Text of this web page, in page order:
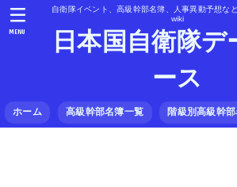
自衛隊イベント、高級幹部名簿、人事異動予想な
wiki
日本国自衛隊デ
ース
ホーム 高級幹部名簿一覧 階級別高級幹
MENU